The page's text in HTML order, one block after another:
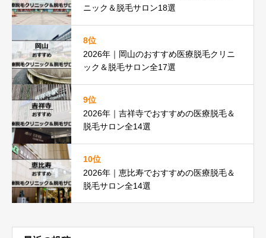
ニック＆脱毛サロン18選
8位
2026年｜岡山のおすすめ医療脱毛クリニ
ック＆脱毛サロン全17選
9位
2026年｜吉祥寺でおすすめの医療脱毛＆
脱毛サロン全14選
10位
2026年｜恵比寿でおすすめの医療脱毛＆
脱毛サロン全14選